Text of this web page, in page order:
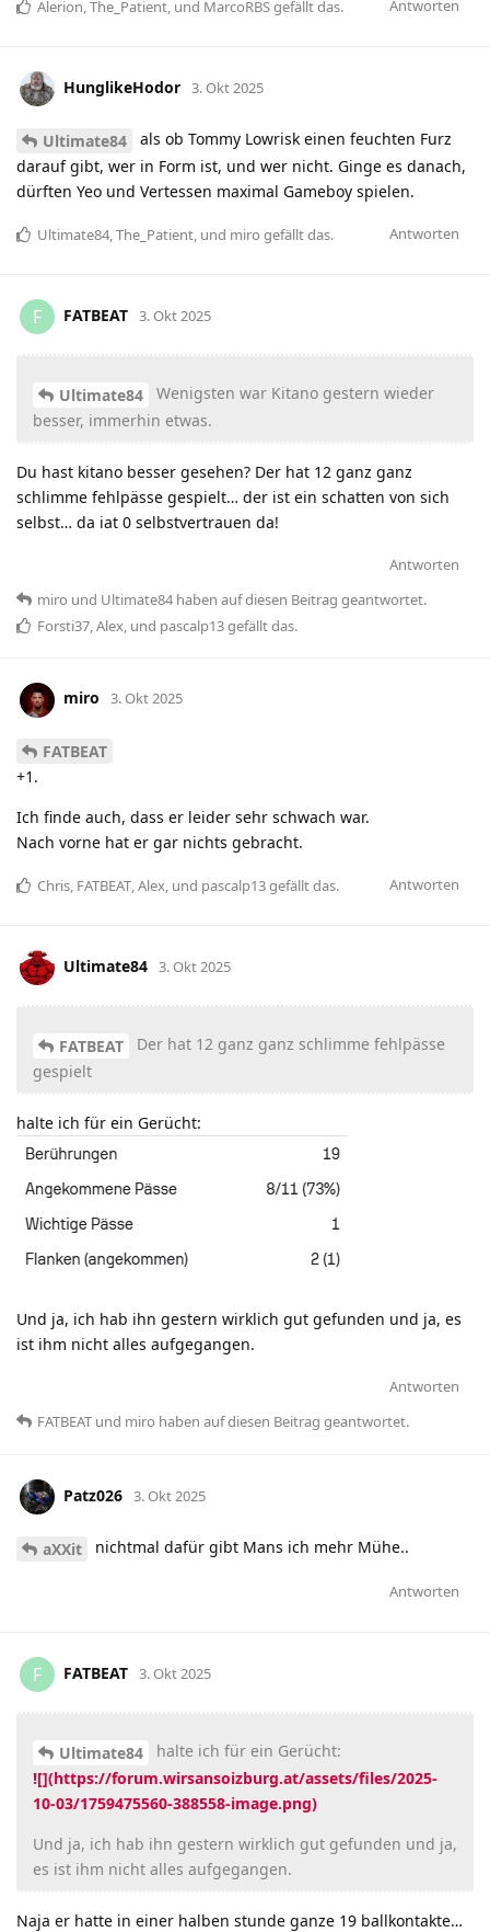
Antworten
Alerion,The_Patient, und MarcoRBSgefällt das.
HunglikeHodor 3. Okt 2025
Ultimate84
als ob Tommy Lowrisk einen feuchten Furz
darauf gibt, wer in Form ist, und wer nicht. Ginge es danach,
dürften Yeo und Vertessen maximal Gameboy spielen.
Antworten
Ultimate84,The_Patient, und miro gefällt das.
F FATBEAT 3. Okt 2025
Ultimate84
Wenigsten war Kitano gestern wieder
besser, immerhin etwas.
Du hast kitano besser gesehen? Der hat 12 ganz ganz
schlimme fehlpässe gespielt… der ist ein schatten von sich
selbst… da iat 0 selbstvertrauen da!
Antworten
miro und Ultimate84 haben auf diesen Beitrag geantwortet.
Forsti37 Alex , und pascalp13gefällt das.
miro 3. Okt 2025
FATBEAT
+1.
Ich finde auch, dass er leider sehr schwach war.
Nach vorne hat er gar nichts gebracht.
Antworten
Chris, FATBEAT,Alex, und pascalp13gefällt das.
Ultimate84 3. Okt 2025
FATBEAT
Der hat 12 ganz ganz schlimme fehlpässe
gespielt
halte ich für ein Gerücht:
Und ja, ich hab ihn gestern wirklich gut gefunden und ja, es
ist ihm nicht alles aufgegangen.
Antworten
FATBEAT und miro haben auf diesen Beitrag geantwortet.
Patz026 3. Okt 2025
aXXit nichtmal dafür gibt Mans ich mehr Mühe..
Antworten
F FATBEAT 3. Okt 2025
Ultimate84
halte ich für ein Gerücht:
![](https://forum.wirsansoizburg.at/assets/files/2025-
10-03/1759475560-388558-image.png)
Und ja, ich hab ihn gestern wirklich gut gefunden und ja,
es ist ihm nicht alles aufgegangen.
Naja er hatte in einer halben stunde ganze 19 ballkontakte…